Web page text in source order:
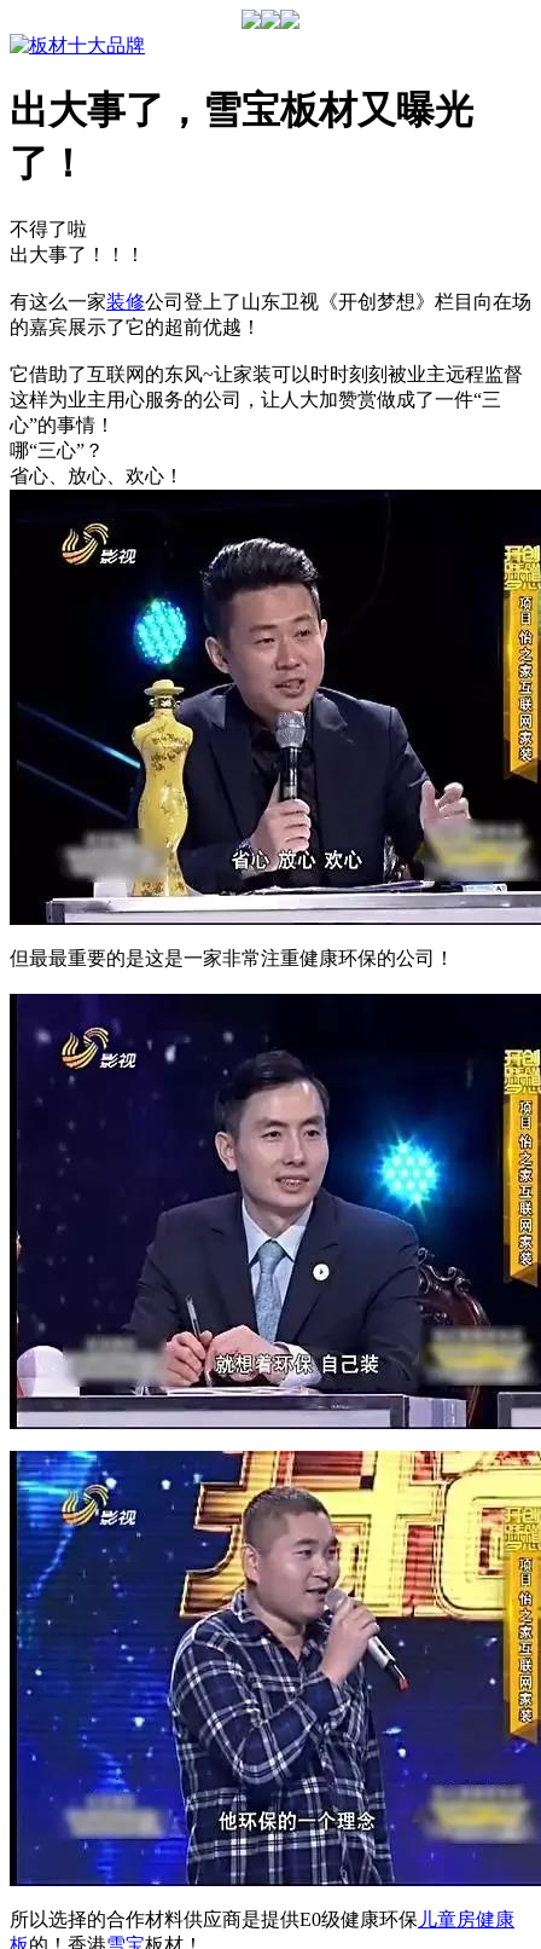
出大事了，雪宝板材又曝光
了！
不得了啦
出大事了！！！
有这么一家装修公司 登上了山东卫视《开创梦想》栏目 向在场
的嘉宾展示了它的超前优越！
它借助了互联网的东风~让家装可以时时刻刻被业主远程监督
这样为业主用心服务的公司， 让人大加赞赏做成了一件“三
心”的事情！
哪“三心”？
省心、放心、欢心！
但最最重要的是这是一家非常注重健康环保的公司！
所以选择的合作材料供应商是提供E0级健康环保 儿童房健康
板的 ！香港雪宝板材！